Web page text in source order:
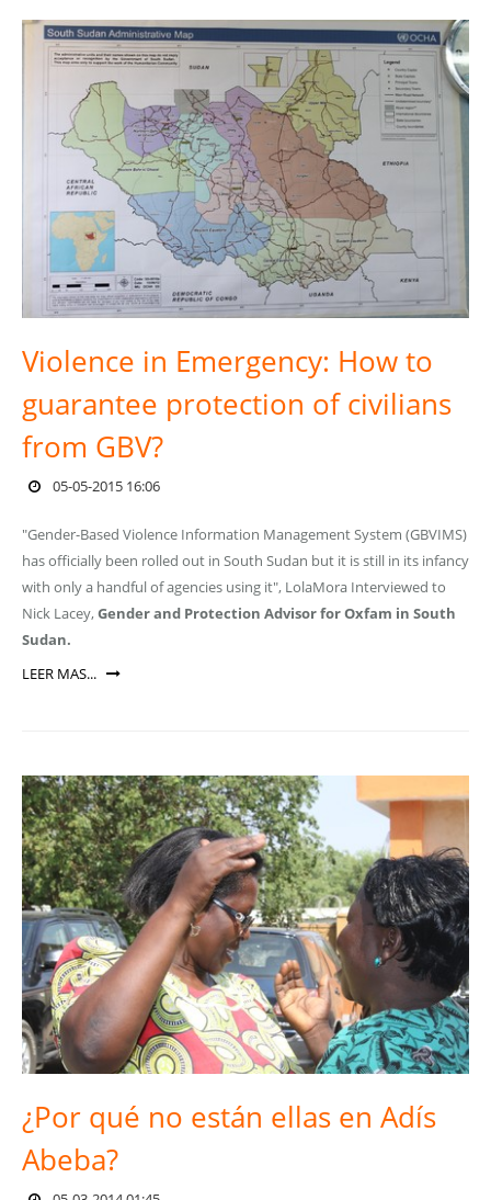
Violence in Emergency: How to
guarantee protection of civilians
from GBV?
05-05-2015 16:06
"Gender-Based Violence Information Management System (GBVIMS)
has officially been rolled out in South Sudan but it is still in its infancy
with only a handful of agencies using it", LolaMora Interviewed to
Nick Lacey,Gender and Protection Advisor for Oxfam in South
Sudan.
LEER MAS...
¿Por qué no están ellas en Adís
Abeba?